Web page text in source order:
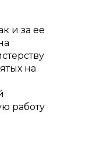
и за ее
на
работу